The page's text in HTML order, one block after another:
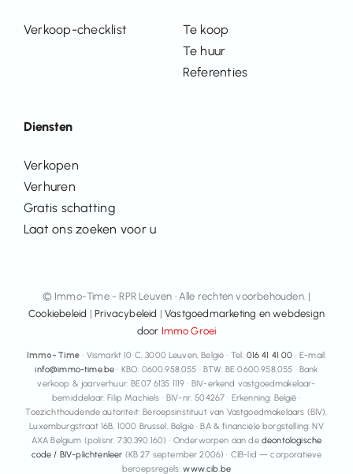
Diensten
Verkopen
Verhuren
Gratis schatting
Laat ons zoeken voor u
Te koop
Te huur
Referenties
Verkoop-checklist
© Immo-Time - RPR Leuven • Alle rechten voorbehouden. |
Cookiebeleid | Privacybeleid |Vastgoedmarketing en webdesign
door Immo Groei
Immo-Time · Vismarkt 10 C, 3000 Leuven, België · Tel: 016 41 41 00 · E-mail:
info@immo-time.be · KBO: 0600.958.055 · BTW: BE 0600.958.055 · Bank
verkoop & jaarverhuur: BE07 6135 1119 · BIV-erkend vastgoedmakelaar-
bemiddelaar: Filip Machiels · BIV-nr. 504267 · Erkenning: België ·
Toezichthoudende autoriteit: Beroepsinstituut van Vastgoedmakelaars (BIV),
Luxemburgstraat 16B, 1000 Brussel, België · BA & financiële borgstelling: NV
AXA Belgium (polisnr. 730.390.160) · Onderworpen aan de deontologische
code / BIV-plichtenleer (KB 27 september 2006) · CIB-lid — corporatieve
beroepsregels:www.cib.be